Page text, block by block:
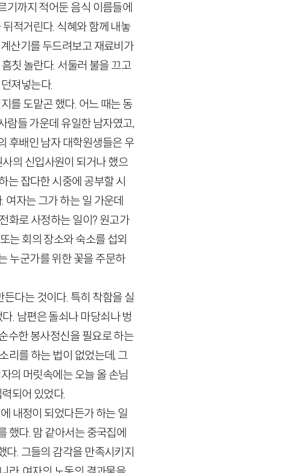
기까지 적어둔 음식 이름들에
적거린다. 식혜와 함께 내놓
산기를 두드려보고 재료비가
칫 놀란다. 서둘러 불을 끄고
져넣는다.
를 도맡곤 했다. 어느 때는 동
람들 가운데 유일한 남자였고,
후배인 남자 대학원생들은 우
의 신입사원이 되거나 했으
는 잡다한 시중에 공부할 시
자는 그가 하는 일 가운데
화로 사정하는 일이? 원고가
는 회의 장소와 숙소를 섭외
누군가를 위한 꽃을 주문하
다는 것이다. 특히 착함을 실
. 남편은 돌쇠나 마당쇠나 벙
수한 봉사정신을 필요로 하는
리를 하는 법이 없었는데, 그
의 머릿속에는 오늘 올 손님
되어 있었다.
내정이 되었다든가 하는 일
했다. 맘 같아서는 중국집에
. 그들의 감각을 만족시키지